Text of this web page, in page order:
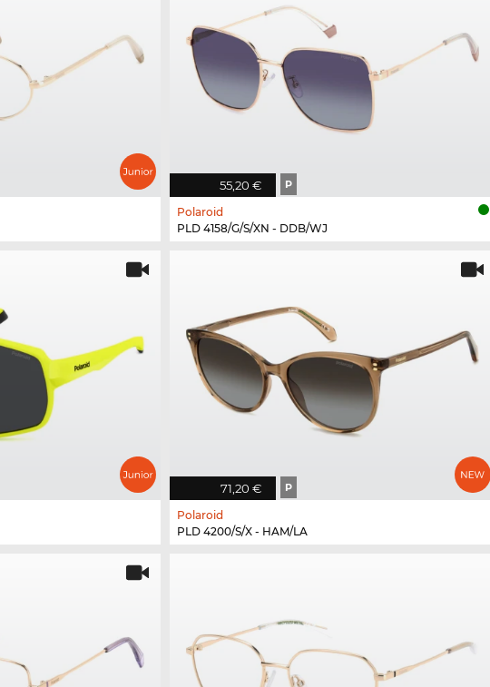
55,20 € P
Polaroid
PLD 4158/G/S/XN - DDB/WJ
71,20 € P
Polaroid
PLD 4200/S/X - HAM/LA